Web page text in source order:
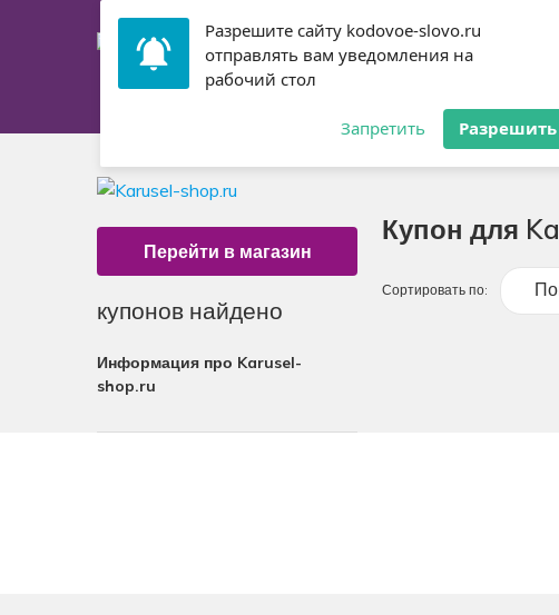
Разрешите сайту kodovoe-slovo.ru
отправлять вам уведомления на
рабочий стол
Запретить Разрешить
Купоны
Перейти в магазин
купонов найдено
Информация про Karusel-
shop.ru
Купон для
Сортировать по: